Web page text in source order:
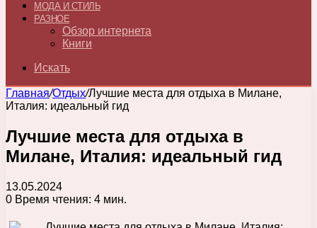
МОДА И СТИЛЬ
РАЗНОЕ
Обзор интернета
Книги
Искать
Главная/Отдых/Лучшие места для отдыха в Милане,
Италия: идеальный гид
Лучшие места для отдыха в
Милане, Италия: идеальный гид
13.05.2024
0 Время чтения: 4 мин.